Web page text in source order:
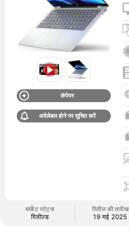
कंपेयर
अवेलेबल होने पर सूचित करें
मार्केट स्टेट्स
रिलीज़्ड
रिलीज की तारीख
19 मई 2025